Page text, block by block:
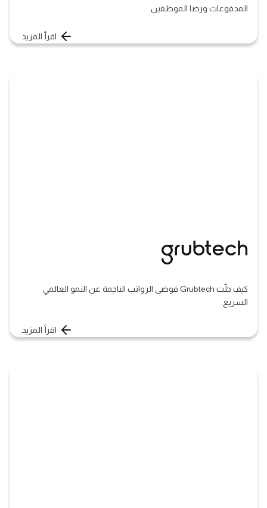
المدفوعات ورضا الموظفين.
اقرأ المزيد
كيف حلّت Grubtech فوضى الرواتب الناجمة عن النمو العالمي
السريع.
اقرأ المزيد